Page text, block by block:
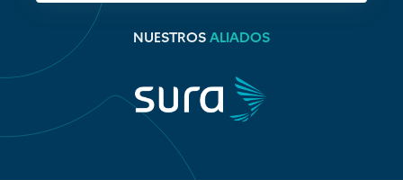
NUESTROS ALIADOS